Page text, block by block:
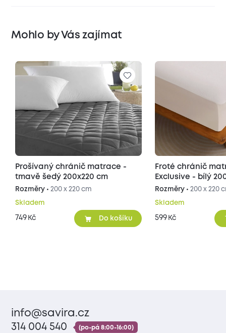
Mohlo by Vás zajímat
Prošívaný chránič matrace -
tmavě šedý 200x220 cm
Rozměry • 200 x 220 cm
Skladem
749 Kč Do košíku
Froté chránič matrace
Exclusive -
Rozměry •200 x 220
Skladem
599 Kč
info@savira.cz
314 004 540
(po-pá 8:00-16:00)